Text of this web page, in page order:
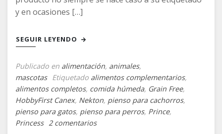
y en ocasiones […]
SEGUIR LEYENDO
Publicado en alimentación, animales,
mascotas Etiquetado alimentos complementarios,
alimentos completos, comida húmeda, Grain Free,
HobbyFirst Canex, Nekton, pienso para cachorros,
pienso para gatos, pienso para perros, Prince,
Princess 2 comentariosen